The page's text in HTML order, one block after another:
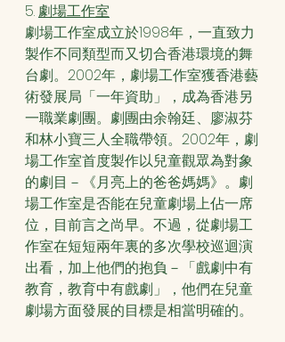
5. 劇場工作室
劇場工作室成立於1998年，一直致力
製作不同類型而又切合香港環境的舞
台劇。2002年，劇場工作室獲香港藝
術發展局「一年資助」，成為香港另
一職業劇團。劇團由余翰廷、廖淑芬
和林小寶三人全職帶領。2002年，劇
場工作室首度製作以兒童觀眾為對象
的劇目－《月亮上的爸爸媽媽》。劇
場工作室是否能在兒童劇場上佔一席
位，目前言之尚早。不過，從劇場工
作室在短短兩年裏的多次學校巡迴演
出看，加上他們的抱負－「戲劇中有
教育，教育中有戲劇」，他們在兒童
劇場方面發展的目標是相當明確的。